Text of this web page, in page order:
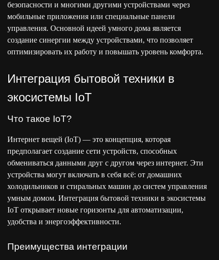
безопасности и многими другими устройствами через
мобильные приложения или специальные панели
управления. Основной идеей умного дома является
создание синергии между устройствами, что позволяет
оптимизировать их работу и повышать уровень комфорта.
Интеграция бытовой техники в
экосистемы IoT
Что такое IoT?
Интернет вещей (IoT) — это концепция, которая
предполагает создание сети устройств, способных
обмениваться данными друг с другом через интернет. Эти
устройства могут включать в себя всё: от домашних
холодильников и стиральных машин до систем управления
умным домом. Интеграция бытовой техники в экосистемы
IoT открывает новые горизонты для автоматизации,
удобства и энергоэффективности.
Преимущества интеграции